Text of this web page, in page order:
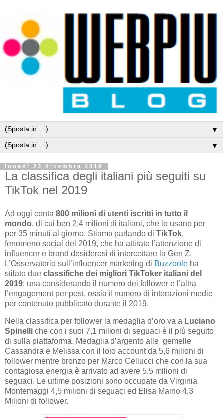
▼
▼
lunedì 23 dicembre 2019
La classifica degli italiani più seguiti su
TikTok nel 2019
Ad oggi conta 800 milioni di utenti iscritti in tutto il
mondo, di cui ben 2,4 milioni di italiani, che lo usano per
per 35 minuti al giorno. Stiamo parlando di TikTok,
fenomeno social del 2019, che ha attirato l’attenzione di
influencer e brand desiderosi di intercettare la Gen Z.
L’Osservatorio sull’influencer marketing di Buzzoole ha
stilato due classifiche dei migliori TikToker italiani del
2019: una considerando il numero dei follower e l’altra
l’engagement per post, ossia il numero di interazioni medie
per contenuto pubblicato durante il 2019.
Nella classifica per follower la medaglia d’oro va a Luciano
Spinelli che con i suoi 7,1 milioni di seguaci è il più seguito
di sulla piattaforma. Medaglia d’argento alle gemelle
Cassandra e Melissa con il loro account da 5,6 milioni di
follower mentre bronzo per Marco Cellucci che con la sua
contagiosa energia è arrivato ad avere 5,5 milioni di
seguaci. Le ultime posizioni sono occupate da Virginia
Montemaggi 4,5 milioni di seguaci ed Elisa Maino 4,3
Milioni di follower.